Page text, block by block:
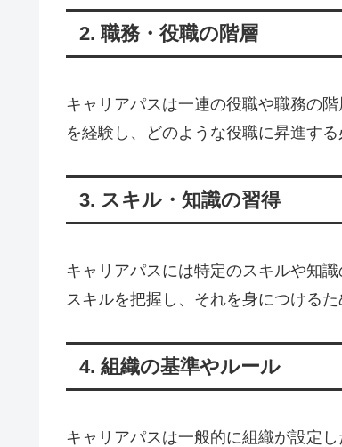
2. 職務・役職の階層
キャリアパスは一連の役職や職務の
を経験し、どのような役職に昇進す
3. スキル・知識の習得
キャリアパスには特定のスキルや知
スキルを把握し、それを身につけるた
4. 組織の基準やルール
キャリアパスは一般的に組織が設定